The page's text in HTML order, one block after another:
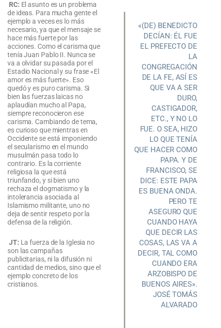
«(DE) BENEDICTO
DECÍAN: ÉL FUE
EL PREFECTO DE
LA
CONGREGACIÓN
DE LA FE, ASÍ ES
QUE VA A SER
DURO,
CASTIGADOR,
ETC., Y NO LO
FUE. O SEA, HIZO
LO QUE TENÍA
QUE HACER COMO
PAPA. Y DE
FRANCISCO, SE
DICE: ESTE PAPA
ES BUENA ONDA.
PERO TE
ASEGURO QUE
CUANDO HAYA
QUE DECIR LAS
COSAS, LAS VA A
DECIR, TAL COMO
CUANDO ERA
ARZOBISPO DE
BUENOS AIRES».
JOSÉ TOMÁS
ALVARADO
RC: El asunto es un problema
de ideas. Para mucha gente el
ejemplo a veces es lo más
necesario, ya que el mensaje se
hace más fuerte por las
acciones. Como el carisma que
tenía Juan Pablo II. Nunca se
va a olvidar su pasada por el
Estadio Nacional y su frase «El
amor es más fuerte». Eso
quedó y es puro carisma. Si
bien las fuerzas laicas no
aplaudían mucho al Papa,
siempre reconocieron ese
carisma. Cambiando de tema,
es curioso que mientras en
Occidente se está imponiendo
el secularismo en el mundo
musulmán pasa todo lo
contrario. Es la corriente
religiosa la que está
triunfando, y si bien uno
rechaza el dogmatismo y la
intolerancia asociada al
Islamismo militante, uno no
deja de sentir respeto por la
defensa de la religión.
JT: La fuerza de la Iglesia no
son las campañas
publicitarias, ni la difusión ni
cantidad de medios, sino que el
ejemplo concreto de los
cristianos.